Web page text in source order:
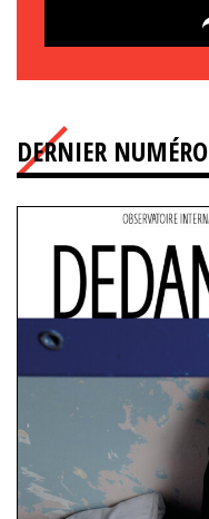
DERNIER NUMÉRO